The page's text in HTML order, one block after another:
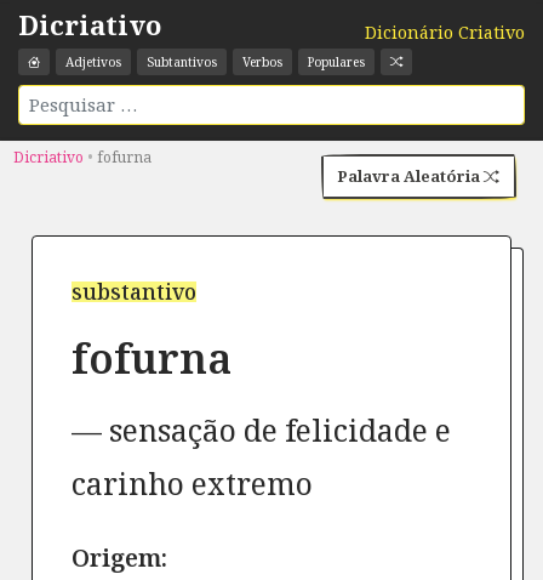
Dicriativo Dicionário Criativo
Adjetivos Subtantivos Verbos Populares
Dicriativo • fofurna
Palavra Aleatória
substantivo
fofurna
sensação de felicidade e
carinho extremo
Origem: